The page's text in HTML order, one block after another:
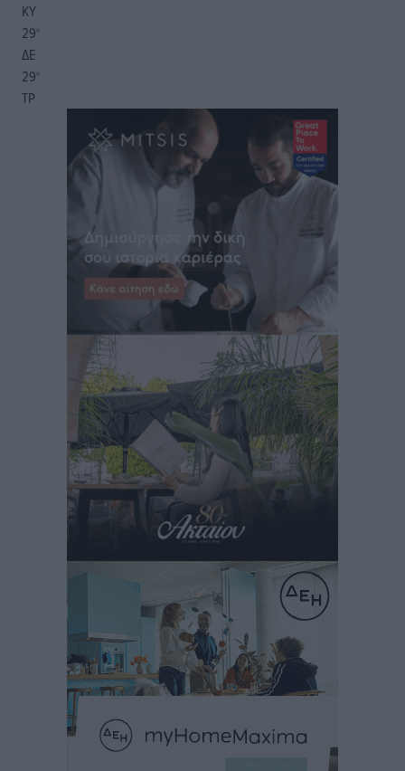
ΚΥ
29°
ΔΕ
29°
ΤΡ